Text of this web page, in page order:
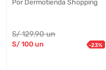
Por Dermotienda Shopping
S/129.90 un
S/100 un -23%